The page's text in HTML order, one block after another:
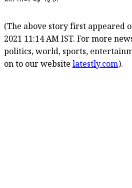
(The above story first appeared
2021 11:14 AM IST. For more
politics, world, sports,
on to our website latestly.com).